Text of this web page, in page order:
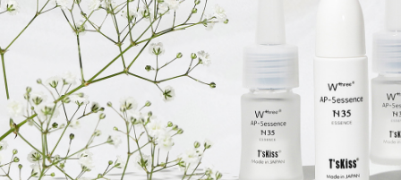
開発インタビュー
商品一覧
取扱ご検討サロン様へ